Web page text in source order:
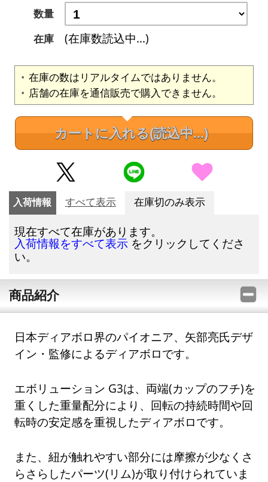
数量
在庫
(在庫数読込中...)
在庫の数はリアルタイムではありません。
店舗の在庫を通信販売で購入できません。
カートに入れる(読込中...)
入荷情報 すべて表示 在庫切のみ表示
現在すべて在庫があります。
入荷情報をすべて表示 をクリックしてくださ
い。
商品紹介
日本ディアボロ界のパイオニア、矢部亮氏デザ
イン・監修によるディアボロです。
エボリューション G3は、両端(カップのフチ)を
重くした重量配分により、回転の持続時間や回
転時の安定感を重視したディアボロです。
また、紐が触れやすい部分には摩擦が少なくさ
らさらしたパーツ(リム)が取り付けられていま